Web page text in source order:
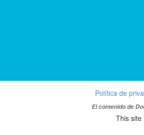
Política de
El contenido de
This site